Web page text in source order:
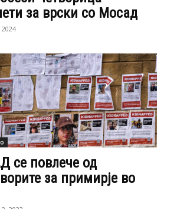
за врски со Мосад
2024
се повлече од
за примирје во